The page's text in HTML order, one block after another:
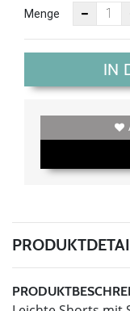
Menge
IN